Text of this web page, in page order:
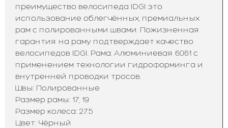
преимущество велосипеда IDGI это
использование облегчённых, премиальных
рам с полированными швами. Пожизненная
гарантия на раму подтверждает качество
велосипедов IDGI. Рама: Алюминиевая 6061 с
применением технологии гидроформинга и
внутренней проводки тросов.
Швы: Полированные
Размер рамы: 17, 19
Размер колеса: 27.5
Цвет: Чёрный